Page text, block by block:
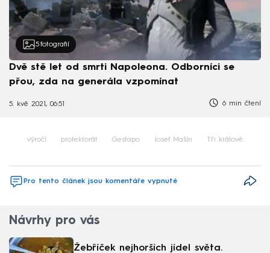
5 fotografií
Dvě stě let od smrti Napoleona. Odborníci se
přou, zda na generála vzpomínat
5. kvě 2021, 06:51 6 min čtení
výročí protektorát Gestapo Josef Mašín Tři králové
Pro tento článek jsou komentáře vypnuté
Návrhy pro vás
Žebříček nejhorších jídel světa.